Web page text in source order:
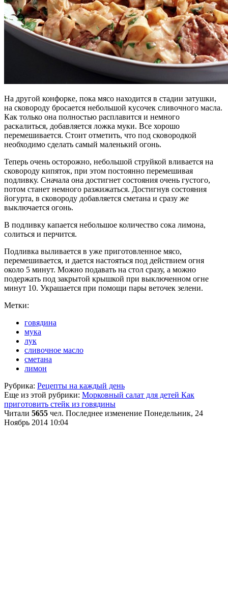
На другой конфорке, пока мясо находится в стадии затушки,
на сковороду бросается небольшой кусочек сливочного масла.
Как только она полностью расплавится и немного
раскалиться, добавляется ложка муки. Все хорошо
перемешивается. Стоит отметить, что под сковородкой
необходимо сделать самый маленький огонь.
Теперь очень осторожно, небольшой струйкой вливается на
сковороду кипяток, при этом постоянно перемешивая
подливку. Сначала она достигнет состояния очень густого,
потом станет немного разжижаться. Достигнув состояния
йогурта, в сковороду добавляется сметана и сразу же
выключается огонь.
В подливку капается небольшое количество сока лимона,
солиться и перчится.
Подливка выливается в уже приготовленное мясо,
перемешивается, и дается настояться под действием огня
около 5 минут. Можно подавать на стол сразу, а можно
подержать под закрытой крышкой при выключенном огне
минут 10. Украшается при помощи пары веточек зелени.
Метки:
говядина
мука
лук
сливочное масло
сметана
лимон
Рубрика: Рецепты на каждый день
Еще из этой рубрики: Морковный салат для детей Как
приготовить стейк из говядины
Читали 5655 чел. Последнее изменение Понедельник, 24
Ноябрь 2014 10:04